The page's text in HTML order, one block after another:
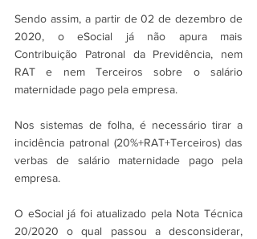
Sendo assim, a partir de 02 de dezembro de
2020, o eSocial já não apura mais
Contribuição Patronal da Previdência, nem
RAT e nem Terceiros sobre o salário
maternidade pago pela empresa.
Nos sistemas de folha, é necessário tirar a
incidência patronal (20%+RAT+Terceiros) das
verbas de salário maternidade pago pela
empresa.
O eSocial já foi atualizado pela Nota Técnica
20/2020 o qual passou a desconsiderar,